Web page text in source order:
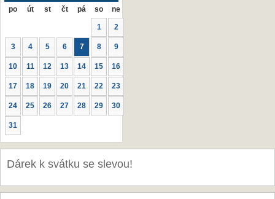
po út st čt pá so ne
1 2
3 4 5 6 7 8 9
10 11 12 13 14 15 16
17 18 19 20 21 22 23
24 25 26 27 28 29 30
31
Dárek k svátku se slevou!